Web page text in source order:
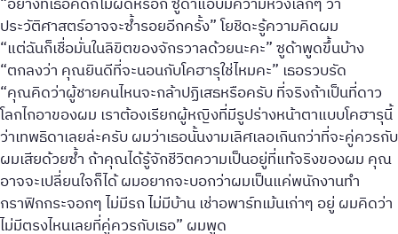
ประวัติศาสตร์อาจจะซ้ำรอยอีกครั้ง” โยชิดะรู้ความคิดผม
“แต่ฉันก็เชื่อมั่นในลิขิตของจักรวาลด้วยนะคะ” ซูด้าพูดขึ้นบ้าง
“ตกลงว่า คุณยินดีที่จะนอนกับโคฮารุใช่ไหมคะ” เธอรวบรัด
“คุณคิดว่าผู้ชายคนไหนจะกล้าปฏิเสธหรือครับ ที่จริงถ้าเป็นที่ดาว
โลกไกอาของผม เราต้องเรียกผู้หญิงที่มีรูปร่างหน้าตาแบบโคฮารุนี้
ว่าเทพธิดาเลยล่ะครับ ผมว่าเธอนั้นงามเลิศเลอเกินกว่าที่จะคู่ควรกับ
ผมเสียด้วยซ้ำ ถ้าคุณได้รู้จักชีวิตความเป็นอยู่ที่แท้จริงของผม คุณ
อาจจะเปลี่ยนใจก็ได้ ผมอยากจะบอกว่าผมเป็นแค่พนักงานทำ
กราฟิกกระจอกๆ ไม่มีรถ ไม่มีบ้าน เช่าอพาร์ทเม้นเก่าๆ อยู่ ผมคิดว่า
ไม่มีตรงไหนเลยที่คู่ควรกับเธอ” ผมพูด